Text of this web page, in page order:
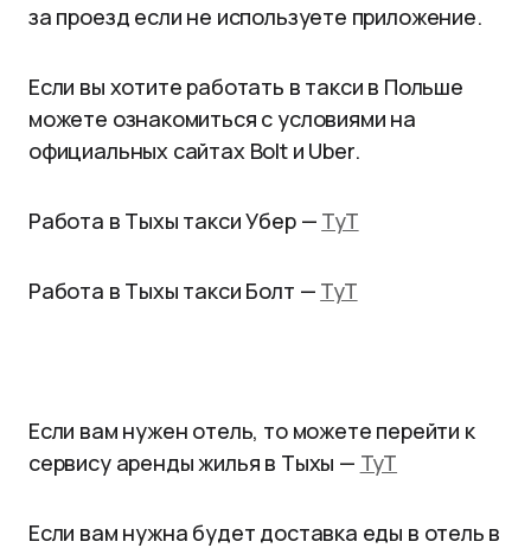
за проезд если не используете приложение.
Если вы хотите работать в такси в Польше
можете ознакомиться с условиями на
официальных сайтах Bolt и Uber.
Работа в Тыхы такси Убер — ТуТ
Работа в Тыхы такси Болт — ТуТ
Если вам нужен отель, то можете перейти к
сервису аренды жилья в Тыхы — ТуТ
Если вам нужна будет доставка еды в отель в